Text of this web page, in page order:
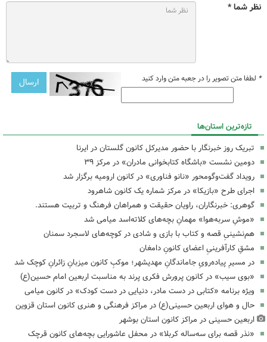
نظر شما *
* لطفا متن تصویر را در جعبه متن وارد کنید
تازه‌ترین استان‌ها
تبریک روز خبرنگار با حضور مدیرکل کانون گلستان در ایرنا
دومین نشست «باشگاه کتابخوانی مادران» در مرکز ۳۹
رویداد گفت‌وگومحور «نانو فناوری» در کانون ارومیه برگزار شد
اجرای طرح «بازیکا» در مرکز شماره یک کانون شاهرود
گوهری: خبرنگاران، راویان حقیقت و همراهان فرهنگ و تربیت هستند.
«موشِ سربه‌هوا» مهمانِ بچه‌های کلاته‌اسد میامی شد
هم‌نشینیِ قصه و کتاب با بازی و شادی در کوچه‌های لاسجرد سمنان
مشقِ کارآفرینیِ اعضای کانونِ دامغان
در مسیرِ پیاده‌رویِ جاماندگانِ مهدیشهر؛ موکبِ کانون میزبانِ زائرانِ کوچک شد
«بوی سیب» در کانون پرورش فکری پرند به مناسبت اربعین امام حسین(ع)
ویژه برنامه «کتابی در دست مادر، دنیایی در دست کودک» در کانون میامی
حال و هوای اربعین حسینی(ع) در مراکز فرهنگی و هنری کانون استان قزوین
اربعین حسینی در مراکز کانون استان بوشهر
«نذر قصه برای سه‌ساله کربلا» در محفل عاشورایی بچه‌های کانون قرچک